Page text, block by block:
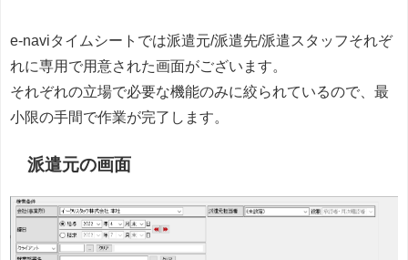
e-naviタイムシートでは派遣元/派遣先/派遣スタッフそれぞ
れに専用で用意された画面がございます。
それぞれの立場で必要な機能のみに絞られているので、最
小限の手間で作業が完了します。
派遣元の画面